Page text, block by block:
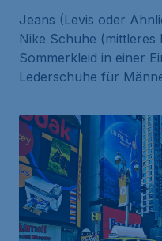
Jeans (Levis oder
Nike Schuhe (mittleres
Sommerkleid in einer
Lederschuhe für